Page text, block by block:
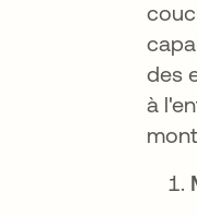
onglet
des
à